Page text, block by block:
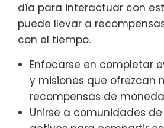
día para interactuar con
puede llevar a
con el tiempo.
Enfocarse en completar
y misiones que ofrezcan
recompensas de
Unirse a comunidades